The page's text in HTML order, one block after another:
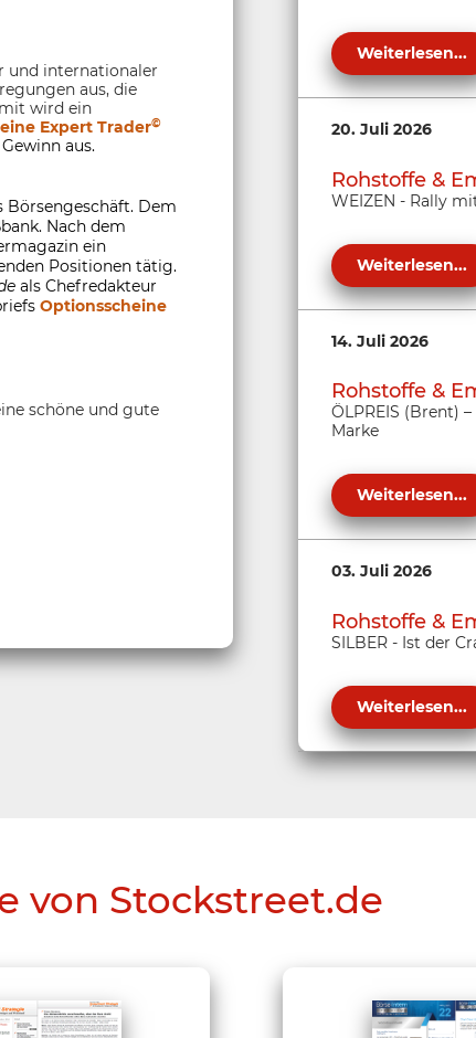
und internationaler
aus, die
wird ein
Expert Trader©
aus.
Börsengeschäft. Dem
Nach dem
ein
Positionen tätig.
als Chefredakteur
Optionsscheine
schöne und gute
Weiterlesen...
20. Juli 2026
Rohstoffe &
WEIZEN - Rally
Weiterlesen...
14. Juli 2026
Rohstoffe &
ÖLPREIS (Brent)
Marke
Weiterlesen...
03. Juli 2026
Rohstoffe &
SILBER - Ist der
Weiterlesen...
von Stockstreet.de